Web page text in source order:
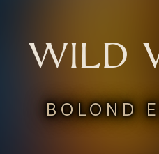
WILD
BOLOND